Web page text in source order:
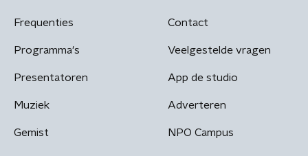
Frequenties
Programma's
Presentatoren
Muziek
Gemist
Contact
Veelgestelde vragen
App de studio
Adverteren
NPO Campus